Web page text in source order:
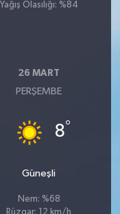
Yağış Olasılığı: %84
26 MART
PERŞEMBE
8°
Güneşli
Nem: %68